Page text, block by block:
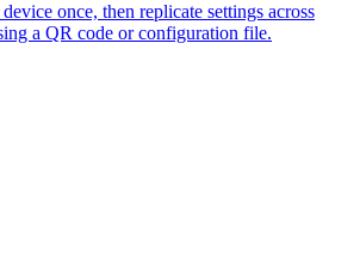
once, then replicate settings across
a QR code or configuration file.